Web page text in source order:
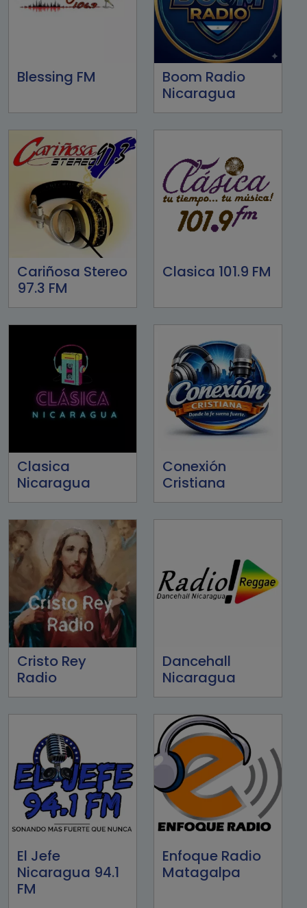
Blessing FM
Boom Radio
Nicaragua
Cariñosa Stereo
97.3 FM
Clasica 101.9 FM
Clasica
Nicaragua
Conexión
Cristiana
Cristo Rey
Radio
Dancehall
Nicaragua
El Jefe
Nicaragua 94.1
FM
Enfoque Radio
Matagalpa